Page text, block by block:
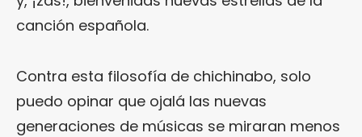
canción española.
Contra esta filosofía de chichinabo, solo
puedo opinar que ojalá las nuevas
generaciones de músicas se miraran menos